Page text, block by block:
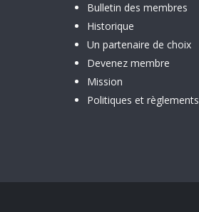
Bulletin des membres
Historique
Un partenaire de choix
Devenez membre
Mission
Politiques et règlements